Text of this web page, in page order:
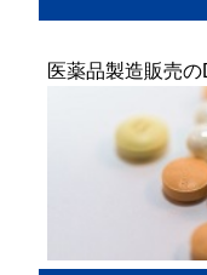
医薬品製造販売の